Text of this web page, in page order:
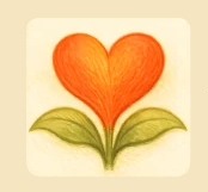
springen